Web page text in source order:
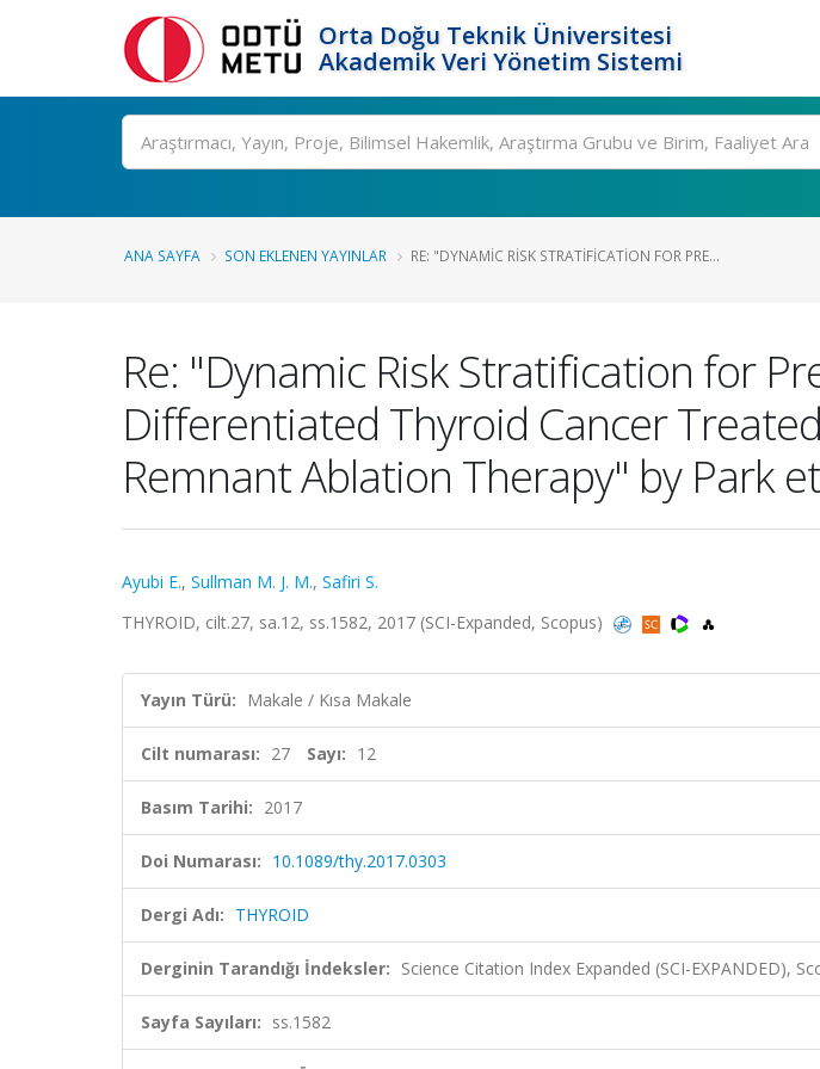
Orta Doğu Teknik Üniversitesi
Akademik Veri Yönetim Sistemi
Ara
ANA SAYFA SON EKLENEN YAYINLAR RE: "DYNAMIC RISK STRATIFICATION FOR PRE...
Re: "Dynamic Risk Stratification for
Differentiated Thyroid Cancer
Remnant Ablation Therapy" by Park
Ayubi E., Sullman M. J. M., Safiri S.
THYROID, cilt.27, sa.12, ss.1582, 2017 (SCI-Expanded, Scopus)
Yayın Türü: Makale / Kısa Makale
Cilt numarası: 27 Sayı: 12
Basım Tarihi: 2017
Doi Numarası: 10.1089/thy.2017.0303
Dergi Adı: THYROID
Derginin Tarandığı İndeksler: Science Citation Index Expanded (SCI-EXPANDED),
Sayfa Sayıları: ss.1582